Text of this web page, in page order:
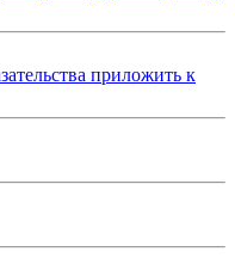
приложить к